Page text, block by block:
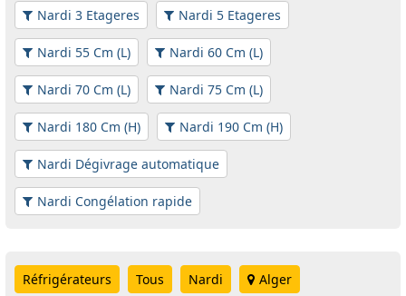
Nardi 3 Etageres Nardi 5 Etageres
Nardi 55 Cm (L) Nardi 60 Cm (L)
Nardi 70 Cm (L) Nardi 75 Cm (L)
Nardi 180 Cm (H) Nardi 190 Cm (H)
Nardi Dégivrage automatique
Nardi Congélation rapide
Réfrigérateurs Tous Nardi Alger